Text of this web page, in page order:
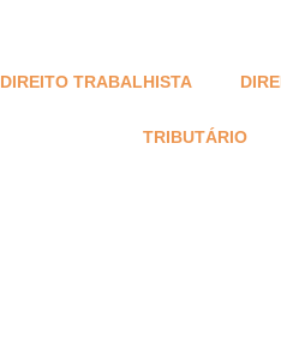
DIREITO TRABALHISTA
TRIBUTÁRIO